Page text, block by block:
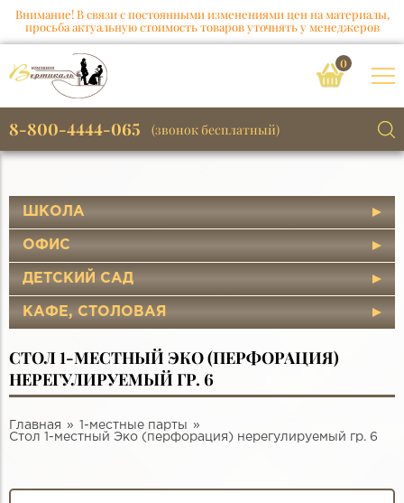
Внимание! В связи с постоянными изменениями цен на материалы,
просьба актуальную стоимость товаров уточнять у менеджеров
0
8-800-4444-065 (звонок бесплатный)
ШКОЛА
ОФИС
ДЕТСКИЙ САД
КАФЕ, СТОЛОВАЯ
СТОЛ 1-МЕСТНЫЙ ЭКО (ПЕРФОРАЦИЯ)
НЕРЕГУЛИРУЕМЫЙ ГР. 6
Главная
1-местные парты
Стол 1-местный Эко (перфорация) нерегулируемый гр. 6